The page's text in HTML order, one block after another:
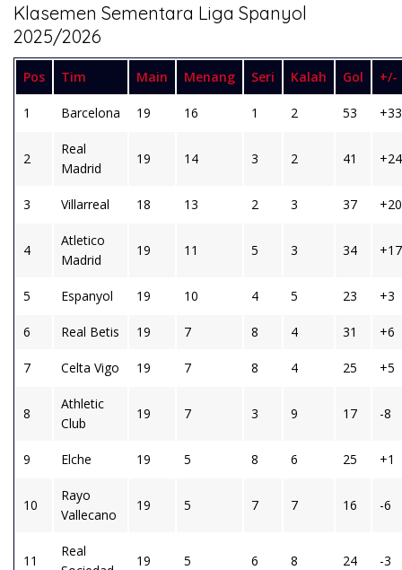
Klasemen Sementara Liga Spanyol
2025/2026
Pos Tim Main Menang Seri Kalah Gol +/-
1 Barcelona 19 16 1 2 53 +33
2
Real
Madrid
19 14 3 2 41 +24
3 Villarreal 18 13 2 3 37 +20
4
Atletico
Madrid
19 11 5 3 34 +17
5 Espanyol 19 10 4 5 23 +3
6 Real Betis 19 7 8 4 31 +6
7 Celta Vigo 19 7 8 4 25 +5
8
Athletic
Club
19 7 3 9 17 -8
9 Elche 19 5 8 6 25 +1
10
Rayo
Vallecano
19 5 7 7 16 -6
11
Real
19 5 6 8 24 -3